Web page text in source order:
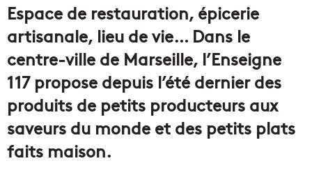
Espace de restauration, épicerie
artisanale, lieu de vie… Dans le
centre-ville de Marseille, l’Enseigne
117 propose depuis l’été dernier des
produits de petits producteurs aux
saveurs du monde et des petits plats
faits maison.